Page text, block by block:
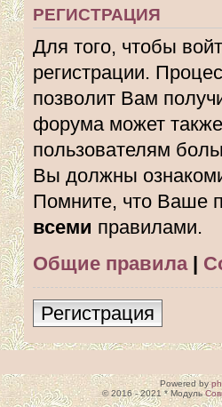
РЕГИСТРАЦИЯ
Для того, чтобы
регистрации.
позволит Вам
форума может
пользователям
Вы должны
Помните, что Ваше
всеми правилами.
Общие правила|
Регистрация
Powered by
© 2016 - 2021 * Модуль